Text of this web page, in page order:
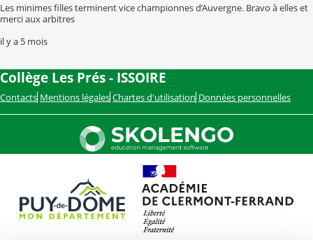
Les minimes filles terminent vice championnes d’Auvergne. Bravo à elles et
merci aux arbitres
il y a 5 mois
Collège Les Prés - ISSOIRE
Contacts Mentions légales Chartes d'utilisation Données personnelles